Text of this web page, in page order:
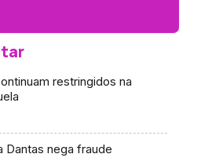
restringidos na
Dantas nega fraude